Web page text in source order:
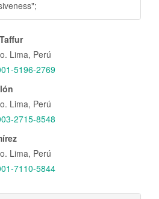
Lima, Perú
5196-2769
Lima, Perú
2715-8548
Lima, Perú
7110-5844